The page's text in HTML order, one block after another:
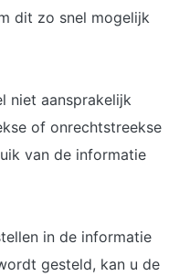
dit zo snel mogelijk
niet aansprakelijk
of onrechtstreekse
van de informatie
in de informatie
gesteld, kan u de